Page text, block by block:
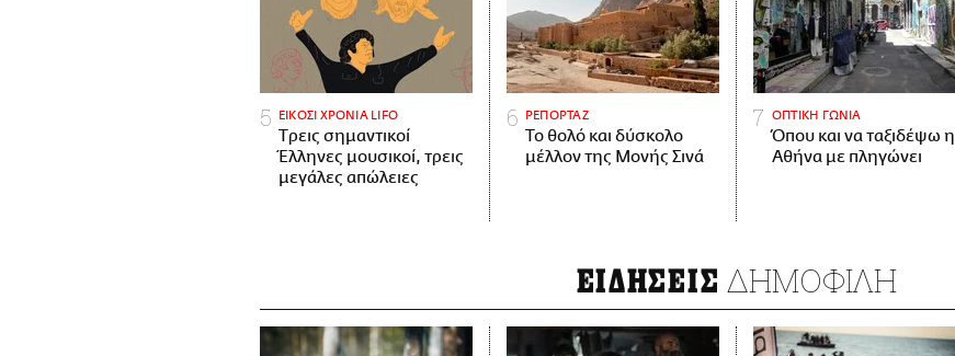
ΕΙΚΟΣΙ ΧΡΟΝΙΑ LIFO
Tρεις σημαντικοί
Έλληνες μουσικοί, τρεις
μεγάλες απώλειες
ΡΕΠΟΡΤΑΖ
Το θολό και δύσκολο
μέλλον της Μονής Σινά
ΟΠΤΙΚΗ ΓΩΝΙΑ
Όπου και να ταξιδέψω η
Αθήνα με πληγώνει
ΕΙΔΗΣΕΙΣ ΔΗΜΟΦΙΛΗ